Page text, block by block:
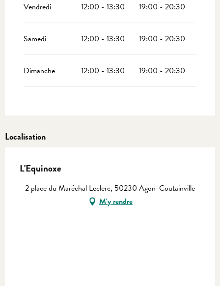
Vendredi 12:00 - 13:30 19:00 - 20:30
Samedi 12:00 - 13:30 19:00 - 20:30
Dimanche 12:00 - 13:30 19:00 - 20:30
Localisation
L'Equinoxe
2 place du Maréchal Leclerc, 50230 Agon-Coutainville
M'y rendre